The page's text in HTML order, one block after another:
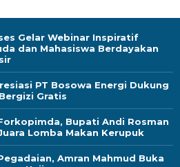
Gelar Webinar Inspiratif
dan Mahasiswa Berdayakan
PT Bosowa Energi Dukung
Gratis
Bupati Andi Rosman
Lomba Makan Kerupuk
Amran Mahmud Buka